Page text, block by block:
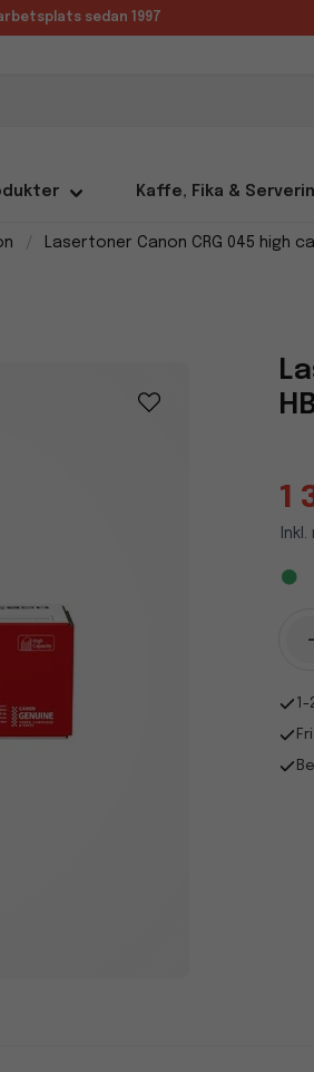
sedan 1997
Kaffe, Fika &
Lasertoner Canon CRG 045 high
1
1-